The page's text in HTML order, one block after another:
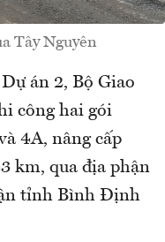
Tây Nguyên
án 2, Bộ Giao
công hai gói
4A, nâng cấp
km, qua địa phận
tỉnh Bình Định